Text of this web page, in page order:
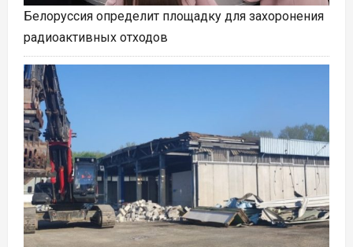
Белоруссия определит площадку для захоронения
радиоактивных отходов